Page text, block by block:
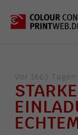
Vor 1663 Tagen